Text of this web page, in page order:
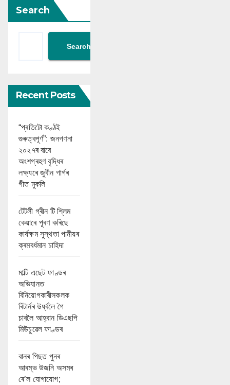
Search
Search
Recent Posts
“প্ৰতিটো কণ্ঠই
গুৰুত্বপূৰ্ণ”: জনগণনা
২০২৭ৰ বাবে
অংশগ্ৰহণ বৃদ্ধিৰ
লক্ষ্যৰে জুবীন গাৰ্গৰ
গীত মুকলি
টেটলী গ্ৰীন টি শ্লিম
কেয়াৰে পূৰণ কৰিছে
কাৰ্যক্ষম সুস্থতা পানীয়ৰ
ক্ৰমবৰ্ধমান চাহিদা
মাল্টি এছেট ফাণ্ডৰ
অভিযানত
বিনিয়োগকাৰীসকলক
ৰিটাৰ্নৰ উৰ্ধ্বলৈ গৈ
চাবলৈ আহ্বান ডিএছপি
মিউচুৱেল ফাণ্ডৰ
বানৰ পিছত পুনৰ
আৰম্ভ উজনি অসমৰ
ৰে’ল যোগাযোগ;